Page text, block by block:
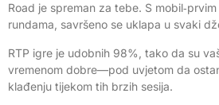
Road je spreman za tebe. S
rundama, savršeno se uklapa u svaki
RTP igre je udobnih 98%, tako da su
vremenom dobre—pod uvjetom da
klađenju tijekom tih brzih sesija.